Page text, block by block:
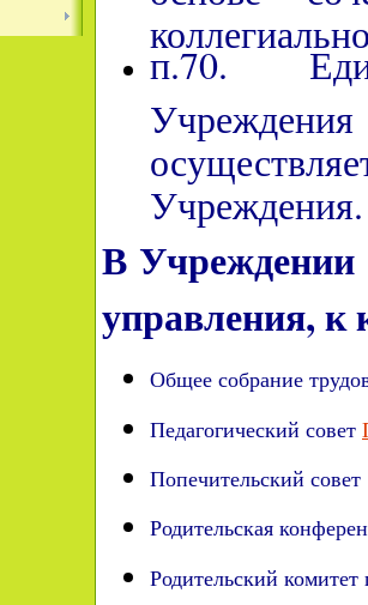
п.70.
Учреждения.
В Учреждении
управления, к
Общее собрание
Педагогический совет
Попечительский совет
Родительская
Родительский